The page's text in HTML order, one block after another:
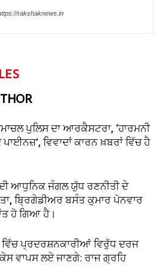
rakshaknews.in
ਪੁਲਿਸ ਦਾ ਆਰਕੈਸਟਰਾ, ‘ਹਾਰਮਨੀ
ਵਿਵਾਦਾਂ ਕਾਰਨ ਖ਼ਬਰਾਂ ਵਿੱਚ ਹੈ
ਆਧੁਨਿਕ ਜੰਗਲ ਯੁੱਧ ਰਣਨੀਤੀ ਦੇ
ਬ੍ਰਿਗੇਡੀਅਰ ਬਸੰਤ ਕੁਮਾਰ ਪੋਨਵਾਰ
ਹੋ ਗਿਆ ਹੈ।
ਵਿੱਚ ਪ੍ਰਦਰਸ਼ਨਕਾਰੀਆਂ ਵਿਰੁੱਧ ਦਰਜ
ਵਾਪਸ ਲਏ ਜਾਣਗੇ: ਰਾਜ ਗ੍ਰਹਿ